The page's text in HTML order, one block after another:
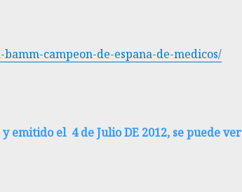
campeon-de-espana-de-medicos/
emitido el 4 de Julio DE 2012, se puede ver